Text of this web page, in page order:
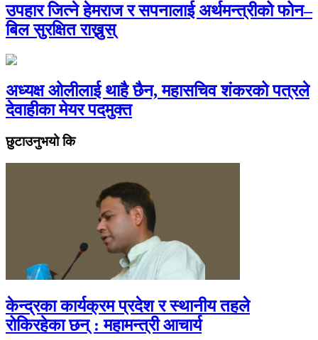
उपहार जित्ने हेमराज र सपनालाई अर्थमन्त्रीको फोन–
बिल सुरक्षित राख्नुस्
अध्यक्ष ओलीलाई थाहै छैन, महासचिव शंकरको पत्रले
देवाहीका मेयर पदमुक्त
छुटाउनुभयो कि
केन्द्रका कार्यक्रम प्रदेश र स्थानीय तहले
रोकिरहेका छन् : महामन्त्री आचार्य